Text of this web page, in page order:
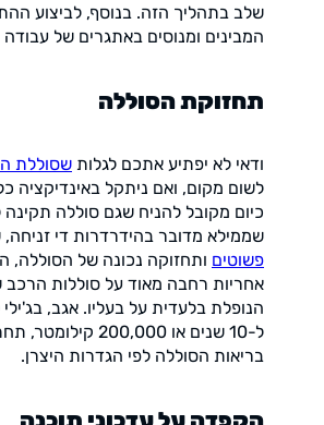
שלב בתהליך הזה. בנוסף, לביצוע
המבינים ומנוסים באתגרים של
תחזוקת הסוללה
ודאי לא יפתיע אתכם לגלות שסוללת
לשום מקום, ואם ניתקל באינדיקציה
כיום מקובל להניח שגם סוללה
שממילא מדובר בהידרדרות די
פשוטים ותחזוקה נכונה של הסוללה,
אחריות רחבה מאוד על סוללות
ל-10 שנים או 200,000 קילומטר, תחת השירות
בריאות הסוללה לפי הגדרות היצרן.